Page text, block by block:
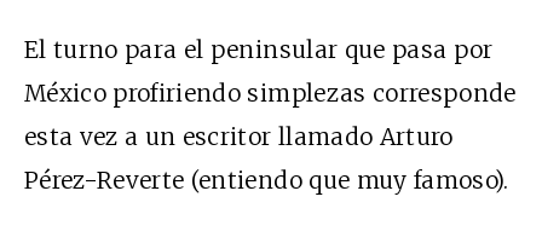
El turno para el peninsular que pasa por
México profiriendo simplezas corresponde
esta vez a un escritor llamado Arturo
Pérez-Reverte (entiendo que muy famoso).